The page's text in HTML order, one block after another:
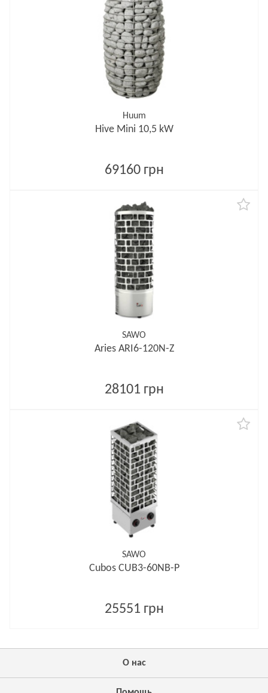
Huum
Hive Mini 10,5 kW
69160 грн
SAWO
Aries ARI6-120N-Z
28101 грн
SAWO
Cubos CUB3-60NB-P
25551 грн
О нас